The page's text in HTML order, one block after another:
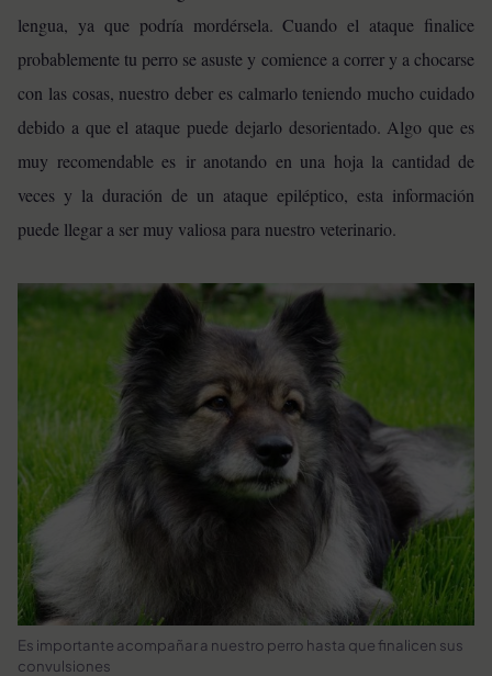
lengua, ya que podría mordérsela. Cuando el ataque finalice
probablemente tu perro se asuste y comience a correr y a chocarse
con las cosas, nuestro deber es calmarlo teniendo mucho cuidado
debido a que el ataque puede dejarlo desorientado. Algo que es
muy recomendable es ir anotando en una hoja la cantidad de
veces y la duración de un ataque epiléptico, esta información
puede llegar a ser muy valiosa para nuestro veterinario.
Es importante acompañar a nuestro perro hasta que finalicen sus
convulsiones